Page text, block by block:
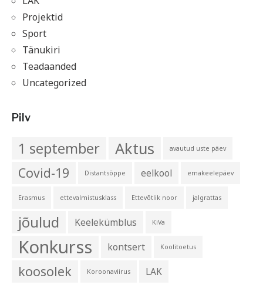
Projektid
Sport
Tänukiri
Teadaanded
Uncategorized
Pilv
1 september Aktus avautud uste päev
Covid-19 Distantsõppe eelkool emakeelepäev
Erasmus ettevalmistusklass Ettevõtlik noor jalgrattas
jõulud Keelekümblus KiVa
Konkurss kontsert Koolitoetus
koosolek Koroonaviirus LAK